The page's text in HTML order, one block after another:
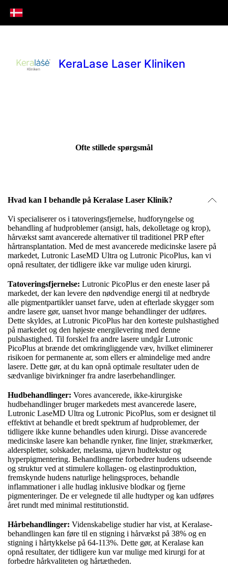
KeraLase Laser Kliniken
Ofte stillede spørgsmål
Hvad kan I behandle på Keralase Laser Klinik?
Vi specialiserer os i tatoveringsfjernelse, hudforyngelse og
behandling af hudproblemer (ansigt, hals, dekolletage og krop),
hårvækst samt avancerede alternativer til traditionel PRP efter
hårtransplantation. Med de mest avancerede medicinske lasere på
markedet, Lutronic LaseMD Ultra og Lutronic PicoPlus, kan vi
opnå resultater, der tidligere ikke var mulige uden kirurgi.
Tatoveringsfjernelse: Lutronic PicoPlus er den eneste laser på
markedet, der kan levere den nødvendige energi til at nedbryde
alle pigmentpartikler uanset farve, uden at efterlade skygger som
andre lasere gør, uanset hvor mange behandlinger der udføres.
Dette skyldes, at Lutronic PicoPlus har den korteste pulshastighed
på markedet og den højeste energilevering med denne
pulshastighed. Til forskel fra andre lasere undgår Lutronic
PicoPlus at brænde det omkringliggende væv, hvilket eliminerer
risikoen for permanente ar, som ellers er almindelige med andre
lasere. Dette gør, at du kan opnå optimale resultater uden de
sædvanlige bivirkninger fra andre laserbehandlinger.
Hudbehandlinger: Vores avancerede, ikke-kirurgiske
hudbehandlinger bruger markedets mest avancerede lasere,
Lutronic LaseMD Ultra og Lutronic PicoPlus, som er designet til
effektivt at behandle et bredt spektrum af hudproblemer, der
tidligere ikke kunne behandles uden kirurgi. Disse avancerede
medicinske lasere kan behandle rynker, fine linjer, strækmærker,
alderspletter, solskader, melasma, ujævn hudtekstur og
hyperpigmentering. Behandlingerne forbedrer hudens udseende
og struktur ved at stimulere kollagen- og elastinproduktion,
fremskynde hudens naturlige helingsproces, behandle
inflammationer i alle hudlag inklusive blodkar og fjerne
pigmenteringer. De er velegnede til alle hudtyper og kan udføres
året rundt med minimal restitutionstid.
Hårbehandlinger: Videnskabelige studier har vist, at Keralase-
behandlingen kan føre til en stigning i hårvækst på 38% og en
stigning i hårtykkelse på 64-113%. Dette gør, at Keralase kan
opnå resultater, der tidligere kun var mulige med kirurgi for at
forbedre hårkvaliteten og hårtætheden.